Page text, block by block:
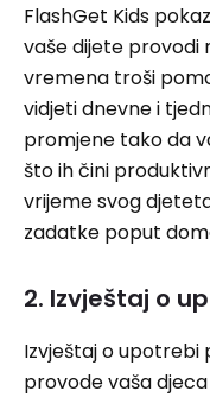
FlashGet Kids
vaše dijete provodi
vremena troši
vidjeti dnevne i
promjene tako da
što ih čini
vrijeme svog
zadatke poput
2. Izvještaj o
Izvještaj o upotrebi
provode vaša